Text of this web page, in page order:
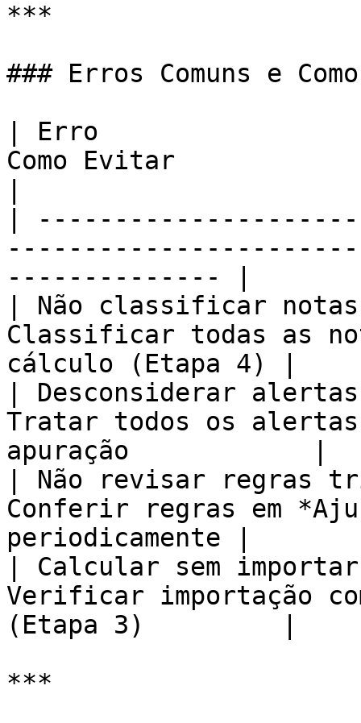
***
### Erros Comuns e
| Erro
Como Evitar
|
-------------- |
| Não classificar
Classificar todas as
cálculo (Etapa 4) |
| Desconsiderar
Tratar todos os
apuração            |
| Não revisar regras
Conferir regras em
periodicamente |
| Calcular sem
Verificar importação
(Etapa 3)         |
***